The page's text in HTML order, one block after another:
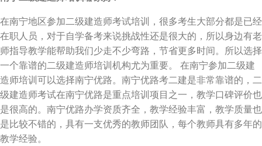
在南宁地区参加二级建造师考试培训，很多考生大部分都是已经
在职人员，对于自学备考来说挑战性还是很大的，所以身边有老
师指导教学能帮助我们少走不少弯路，节省更多时间。所以选择
一个靠谱的二级建造师培训机构尤为重要。 在南宁参加二级建
造师培训可以选择南宁优路。南宁优路考二建是非常靠谱的，二
级建造师考试在南宁优路是重点培训项目之一，教学口碑评价也
是很高的。南宁优路办学资质齐全，教学经验丰富，教学质量也
是比较不错的，具有一支优秀的教师团队，每个教师具有多年的
教学经验。